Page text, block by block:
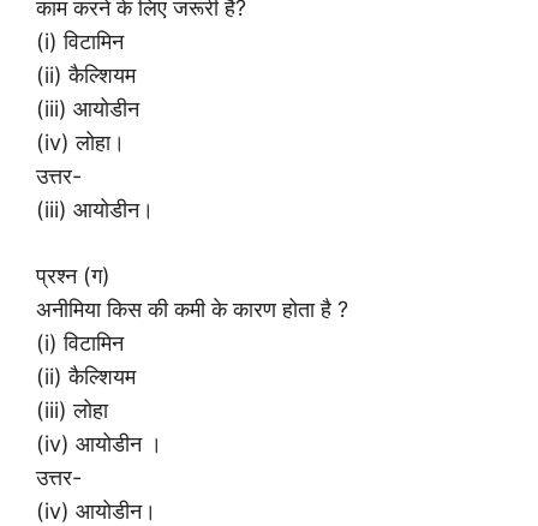
काम करने के लिए जरूरी है?
(i) विटामिन
(ii) कैल्शियम
(iii) आयोडीन
(iv) लोहा।
उत्तर-
(iii) आयोडीन।
प्रश्न (ग)
अनीमिया किस की कमी के कारण होता है ?
(i) विटामिन
(ii) कैल्शियम
(iii) लोहा
(iv) आयोडीन ।
उत्तर-
(iv) आयोडीन।